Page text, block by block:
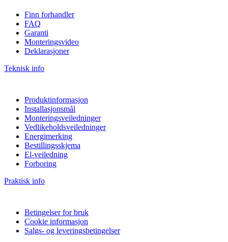
Finn forhandler
FAQ
Garanti
Monteringsvideo
Deklarasjoner
Teknisk info
Produktinformasjon
Installasjonsmål
Monteringsveiledninger
Vedlikeholdsveiledninger
Energimerking
Bestillingsskjema
El-veiledning
Forboring
Praktisk info
Betingelser for bruk
Cookie informasjon
Salgs- og leveringsbetingelser